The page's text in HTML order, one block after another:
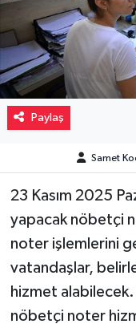
Paylaş
Samet
23 Kasım 2025
yapacak nöbetçi
noter işlemlerini
vatandaşlar,
hizmet alabilecek.
nöbetçi noter
Piyasa
Resmi İlanlar
Sağlık
Spor
Teknoloji
Türkiye